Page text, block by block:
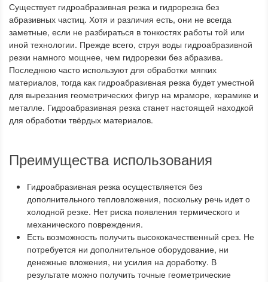
Существует гидроабразивная резка и гидрорезка без
абразивных частиц. Хотя и различия есть, они не всегда
заметные, если не разбираться в тонкостях работы той или
иной технологии. Прежде всего, струя воды гидроабразивной
резки намного мощнее, чем гидрорезки без абразива.
Последнюю часто используют для обработки мягких
материалов, тогда как гидроабразивная резка будет уместной
для вырезания геометрических фигур на мраморе, керамике и
металле. Гидроабразивная резка станет настоящей находкой
для обработки твёрдых материалов.
Преимущества использования
Гидроабразивная резка осуществляется без
дополнительного тепловложения, поскольку речь идет о
холодной резке. Нет риска появления термического и
механического повреждения.
Есть возможность получить высококачественный срез. Не
потребуется ни дополнительное оборудование, ни
денежные вложения, ни усилия на доработку. В
результате можно получить точные геометрические